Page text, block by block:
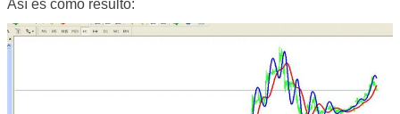
Así es como resultó: